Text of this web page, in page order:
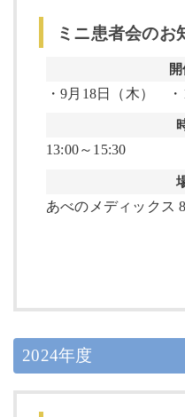
ミニ患者会のお
・9月18日（木） ・
13:00～15:30
あべのメディックス
2024年度